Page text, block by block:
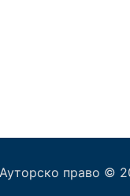
Ауторско право ©